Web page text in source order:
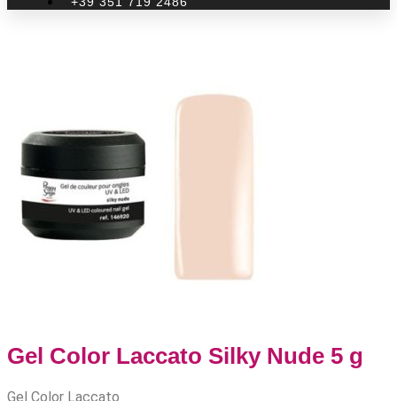
Gel Color Laccato Silky Nude 5 g
Gel Color Laccato